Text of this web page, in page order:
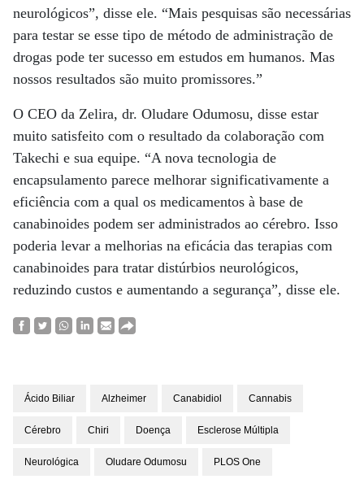
neurológicos”, disse ele. “Mais pesquisas são necessárias
para testar se esse tipo de método de administração de
drogas pode ter sucesso em estudos em humanos. Mas
nossos resultados são muito promissores.”
O CEO da Zelira, dr. Oludare Odumosu, disse estar
muito satisfeito com o resultado da colaboração com
Takechi e sua equipe. “A nova tecnologia de
encapsulamento parece melhorar significativamente a
eficiência com a qual os medicamentos à base de
canabinoides podem ser administrados ao cérebro. Isso
poderia levar a melhorias na eficácia das terapias com
canabinoides para tratar distúrbios neurológicos,
reduzindo custos e aumentando a segurança”, disse ele.
Ácido Biliar Alzheimer Canabidiol Cannabis
Cérebro Chiri Doença Esclerose Múltipla
Neurológica Oludare Odumosu PLOS One